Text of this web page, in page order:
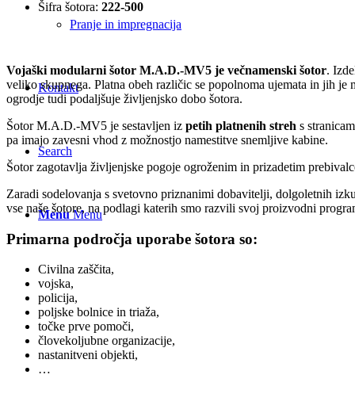
Pranje in impregnacija
Kontakt
Search
Menu Menu
Šifra šotora: 222-500
Vojaški modularni šotor M.A.D.-MV5 je večnamenski šotor.
veliko skupnega. Platna obeh različic se popolnoma ujemata in jih
ogrodje tudi podaljšuje življenjsko dobo šotora.
Šotor M.A.D.-MV5 je sestavljen iz petih platnenih streh s
pa imajo zavesni vhod z možnostjo namestitve snemljive kabine.
Šotor zagotavlja življenjske pogoje ogroženim in prizadetim
Zaradi sodelovanja s svetovno priznanimi dobavitelji, dolgoletnih
vse naše šotore, na podlagi katerih smo razvili svoj proizvodni
Primarna področja uporabe šotora so:
Civilna zaščita,
vojska,
policija,
poljske bolnice in triaža,
točke prve pomoči,
človekoljubne organizacije,
nastanitveni objekti,
…